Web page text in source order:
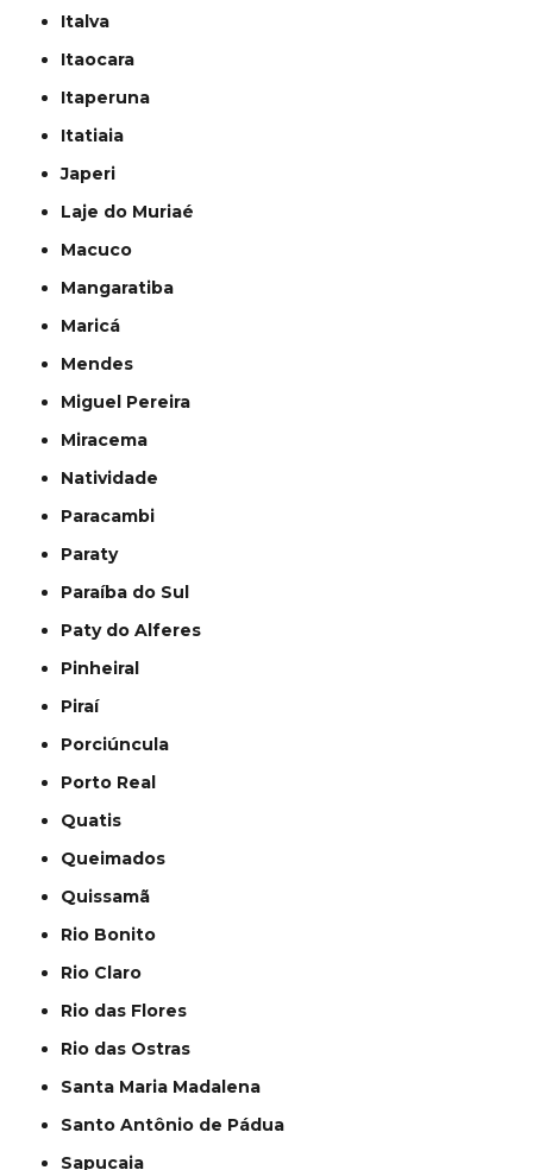
Italva
Itaocara
Itaperuna
Itatiaia
Japeri
Laje do Muriaé
Macuco
Mangaratiba
Maricá
Mendes
Miguel Pereira
Miracema
Natividade
Paracambi
Paraty
Paraíba do Sul
Paty do Alferes
Pinheiral
Piraí
Porciúncula
Porto Real
Quatis
Queimados
Quissamã
Rio Bonito
Rio Claro
Rio das Flores
Rio das Ostras
Santa Maria Madalena
Santo Antônio de Pádua
Sapucaia